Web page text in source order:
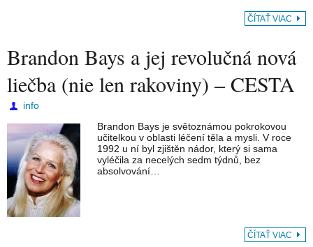
ČÍTAŤ VIAC
Brandon Bays a jej revolučná nová
liečba (nie len rakoviny) – CESTA
info
Brandon Bays je světoznámou pokrokovou
učitelkou v oblasti léčení těla a mysli. V roce
1992 u ní byl zjištěn nádor, který si sama
vyléčila za necelých sedm týdnů, bez
absolvování…
ČÍTAŤ VIAC